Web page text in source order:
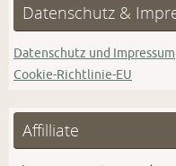
Datenschutz &
Datenschutz und Impressum
Cookie-Richtlinie-EU
Affilliate